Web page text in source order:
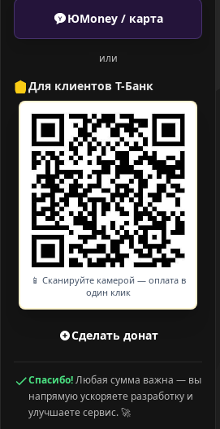
ЮMoney / карта
или
Для клиентов Т-Банк
📱 Сканируйте камерой — оплата в
один клик
Сделать донат
Спасибо!Любая сумма важна — вы
напрямую ускоряете разработку и
улучшаете сервис. 🚀